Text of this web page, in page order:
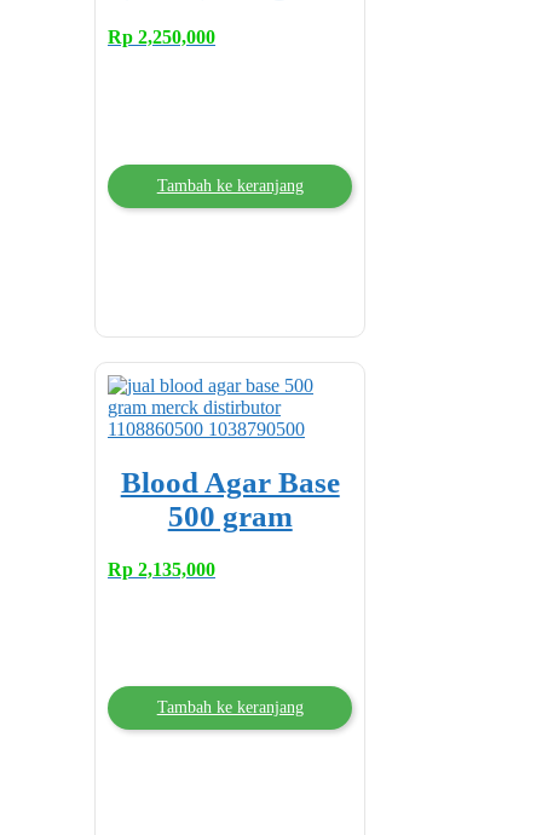
Rp 2,250,000
Tambah ke keranjang
Blood Agar Base
500 gram
Rp 2,135,000
Tambah ke keranjang